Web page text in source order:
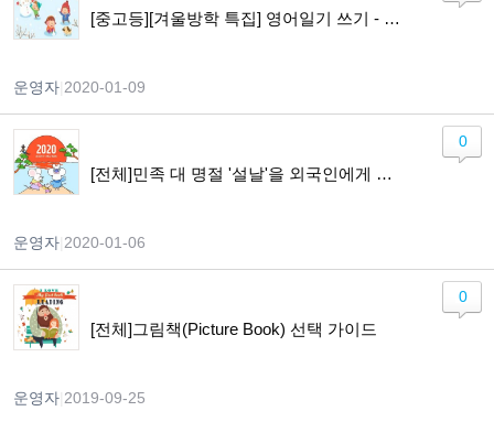
[중고등][겨울방학 특집] 영어일기 쓰기 - Lets Keep a Diary in English
운영자 2020-01-09
[전체]민족 대 명절 '설날'을 외국인에게 소개하기!!
운영자 2020-01-06
0
[전체]그림책(Picture Book) 선택 가이드
운영자 2019-09-25
0